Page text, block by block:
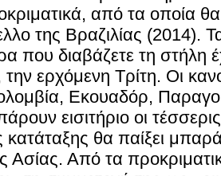
από τα οποία
της Βραζιλίας (2014).
που διαβάζετε τη στήλη
ερχόμενη Τρίτη. Οι
Εκουαδόρ,
εισιτήριο οι
κατάταξης θα παίξει
Ασίας. Από τα